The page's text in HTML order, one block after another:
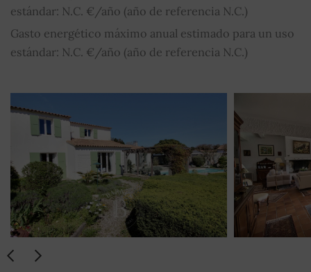
estándar: N.C. €/año (año de referencia N.C.)
Gasto energético máximo anual estimado para un uso
estándar: N.C. €/año (año de referencia N.C.)